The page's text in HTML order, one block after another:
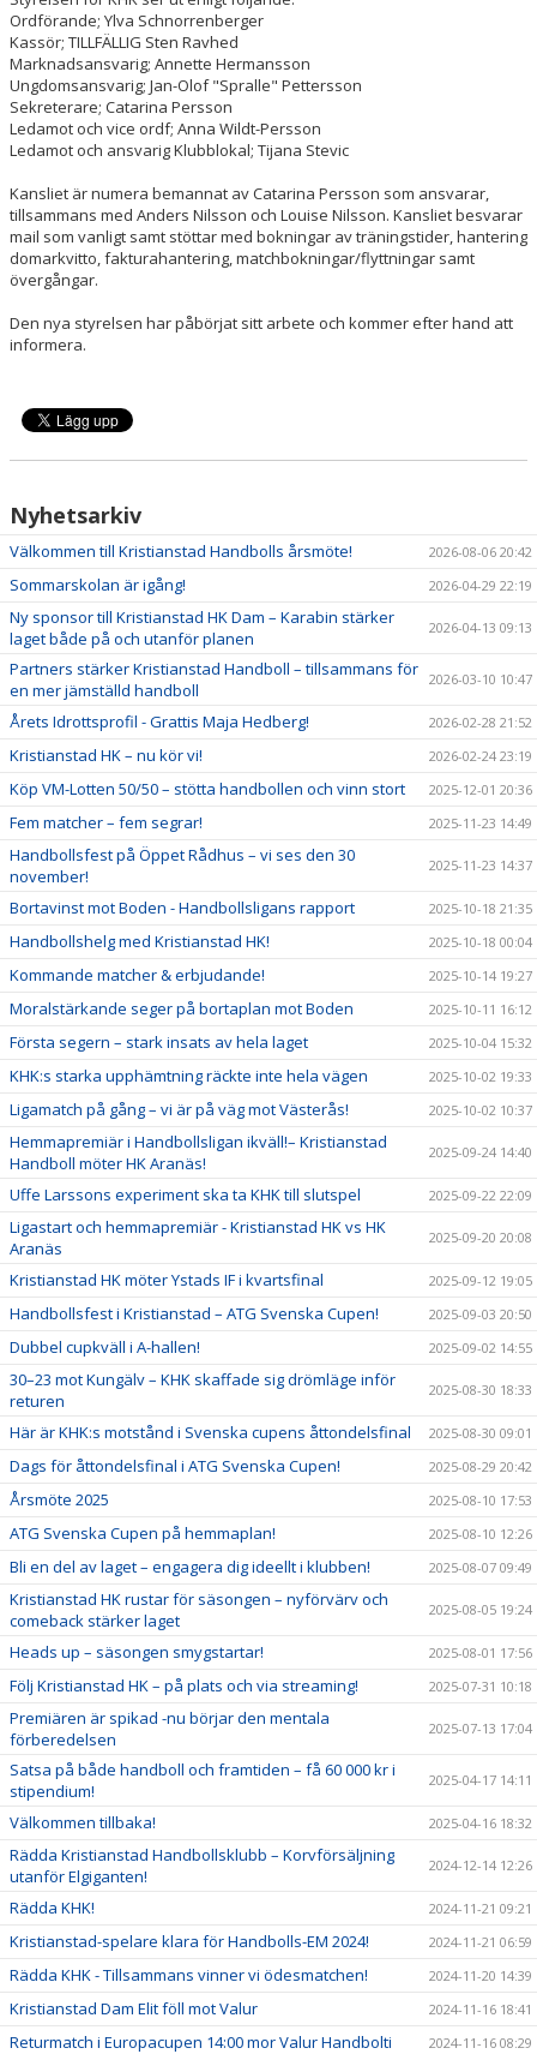
HANDBOLLSSKOLA
PARTNERSKAP
FÖRENINGEN
KONTAKT
Ordförande; Ylva Schnorrenberger
Kassör; TILLFÄLLIG Sten Ravhed
Marknadsansvarig; Annette Hermansson
Ungdomsansvarig; Jan-Olof "Spralle" Pettersson
Sekreterare; Catarina Persson
Ledamot och vice ordf; Anna Wildt-Persson
Ledamot och ansvarig Klubblokal; Tijana Stevic
Kansliet är numera bemannat av Catarina Persson som ansvarar,
tillsammans med Anders Nilsson och Louise Nilsson. Kansliet besvarar
mail som vanligt samt stöttar med bokningar av träningstider, hantering
domarkvitto, fakturahantering, matchbokningar/flyttningar samt
övergångar.
Den nya styrelsen har påbörjat sitt arbete och kommer efter hand att
informera.
Nyhetsarkiv
Välkommen till Kristianstad Handbolls årsmöte! 2026-08-06 20:42
Sommarskolan är igång! 2026-04-29 22:19
Ny sponsor till Kristianstad HK Dam – Karabin stärker
laget både på och utanför planen
2026-04-13 09:13
Partners stärker Kristianstad Handboll – tillsammans för
en mer jämställd handboll
2026-03-10 10:47
Årets Idrottsprofil - Grattis Maja Hedberg! 2026-02-28 21:52
Kristianstad HK – nu kör vi! 2026-02-24 23:19
Köp VM-Lotten 50/50 – stötta handbollen och vinn stort 2025-12-01 20:36
Fem matcher – fem segrar! 2025-11-23 14:49
Handbollsfest på Öppet Rådhus – vi ses den 30
november!
2025-11-23 14:37
Bortavinst mot Boden - Handbollsligans rapport 2025-10-18 21:35
Handbollshelg med Kristianstad HK! 2025-10-18 00:04
Kommande matcher & erbjudande! 2025-10-14 19:27
Moralstärkande seger på bortaplan mot Boden 2025-10-11 16:12
Första segern – stark insats av hela laget 2025-10-04 15:32
KHK:s starka upphämtning räckte inte hela vägen 2025-10-02 19:33
Ligamatch på gång – vi är på väg mot Västerås! 2025-10-02 10:37
Hemmapremiär i Handbollsligan ikväll!– Kristianstad
Handboll möter HK Aranäs!
2025-09-24 14:40
Uffe Larssons experiment ska ta KHK till slutspel 2025-09-22 22:09
Ligastart och hemmapremiär - Kristianstad HK vs HK
Aranäs
2025-09-20 20:08
Kristianstad HK möter Ystads IF i kvartsfinal 2025-09-12 19:05
Handbollsfest i Kristianstad – ATG Svenska Cupen! 2025-09-03 20:50
Dubbel cupkväll i A-hallen! 2025-09-02 14:55
30–23 mot Kungälv – KHK skaffade sig drömläge inför
returen
2025-08-30 18:33
Här är KHK:s motstånd i Svenska cupens åttondelsfinal 2025-08-30 09:01
Dags för åttondelsfinal i ATG Svenska Cupen! 2025-08-29 20:42
Årsmöte 2025 2025-08-10 17:53
ATG Svenska Cupen på hemmaplan! 2025-08-10 12:26
Bli en del av laget – engagera dig ideellt i klubben! 2025-08-07 09:49
Kristianstad HK rustar för säsongen – nyförvärv och
comeback stärker laget
2025-08-05 19:24
Heads up – säsongen smygstartar! 2025-08-01 17:56
Följ Kristianstad HK – på plats och via streaming! 2025-07-31 10:18
Premiären är spikad -nu börjar den mentala
förberedelsen
2025-07-13 17:04
Satsa på både handboll och framtiden – få 60 000 kr i
stipendium!
2025-04-17 14:11
Välkommen tillbaka! 2025-04-16 18:32
Rädda Kristianstad Handbollsklubb – Korvförsäljning
utanför Elgiganten!
2024-12-14 12:26
Rädda KHK! 2024-11-21 09:21
Kristianstad-spelare klara för Handbolls-EM 2024! 2024-11-21 06:59
Rädda KHK - Tillsammans vinner vi ödesmatchen! 2024-11-20 14:39
Kristianstad Dam Elit föll mot Valur 2024-11-16 18:41
Returmatch i Europacupen 14:00 mor Valur Handbolti 2024-11-16 08:29